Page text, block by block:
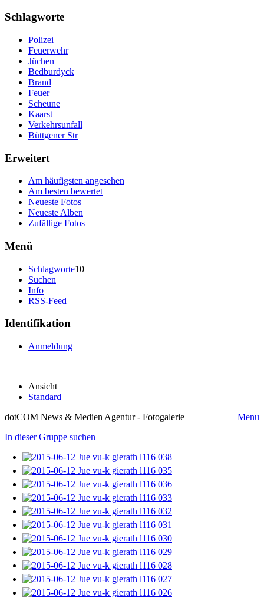
Schlagworte
Polizei
Feuerwehr
Jüchen
Bedburdyck
Brand
Feuer
Scheune
Kaarst
Verkehrsunfall
Büttgener Str
Erweitert
Am häufigsten angesehen
Am besten bewertet
Neueste Fotos
Neueste Alben
Zufällige Fotos
Menü
Schlagworte10
Suchen
Info
RSS-Feed
Identifikation
Anmeldung
Ansicht
Standard
dotCOM News & Medien Agentur - Fotogalerie
Menu
In dieser Gruppe suchen